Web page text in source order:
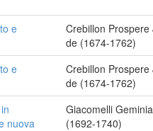
e
Crebillon Prospere
de (1674-1762)
e
Crebillon Prospere
de (1674-1762)
nuova
Giacomelli
(1692-1740)